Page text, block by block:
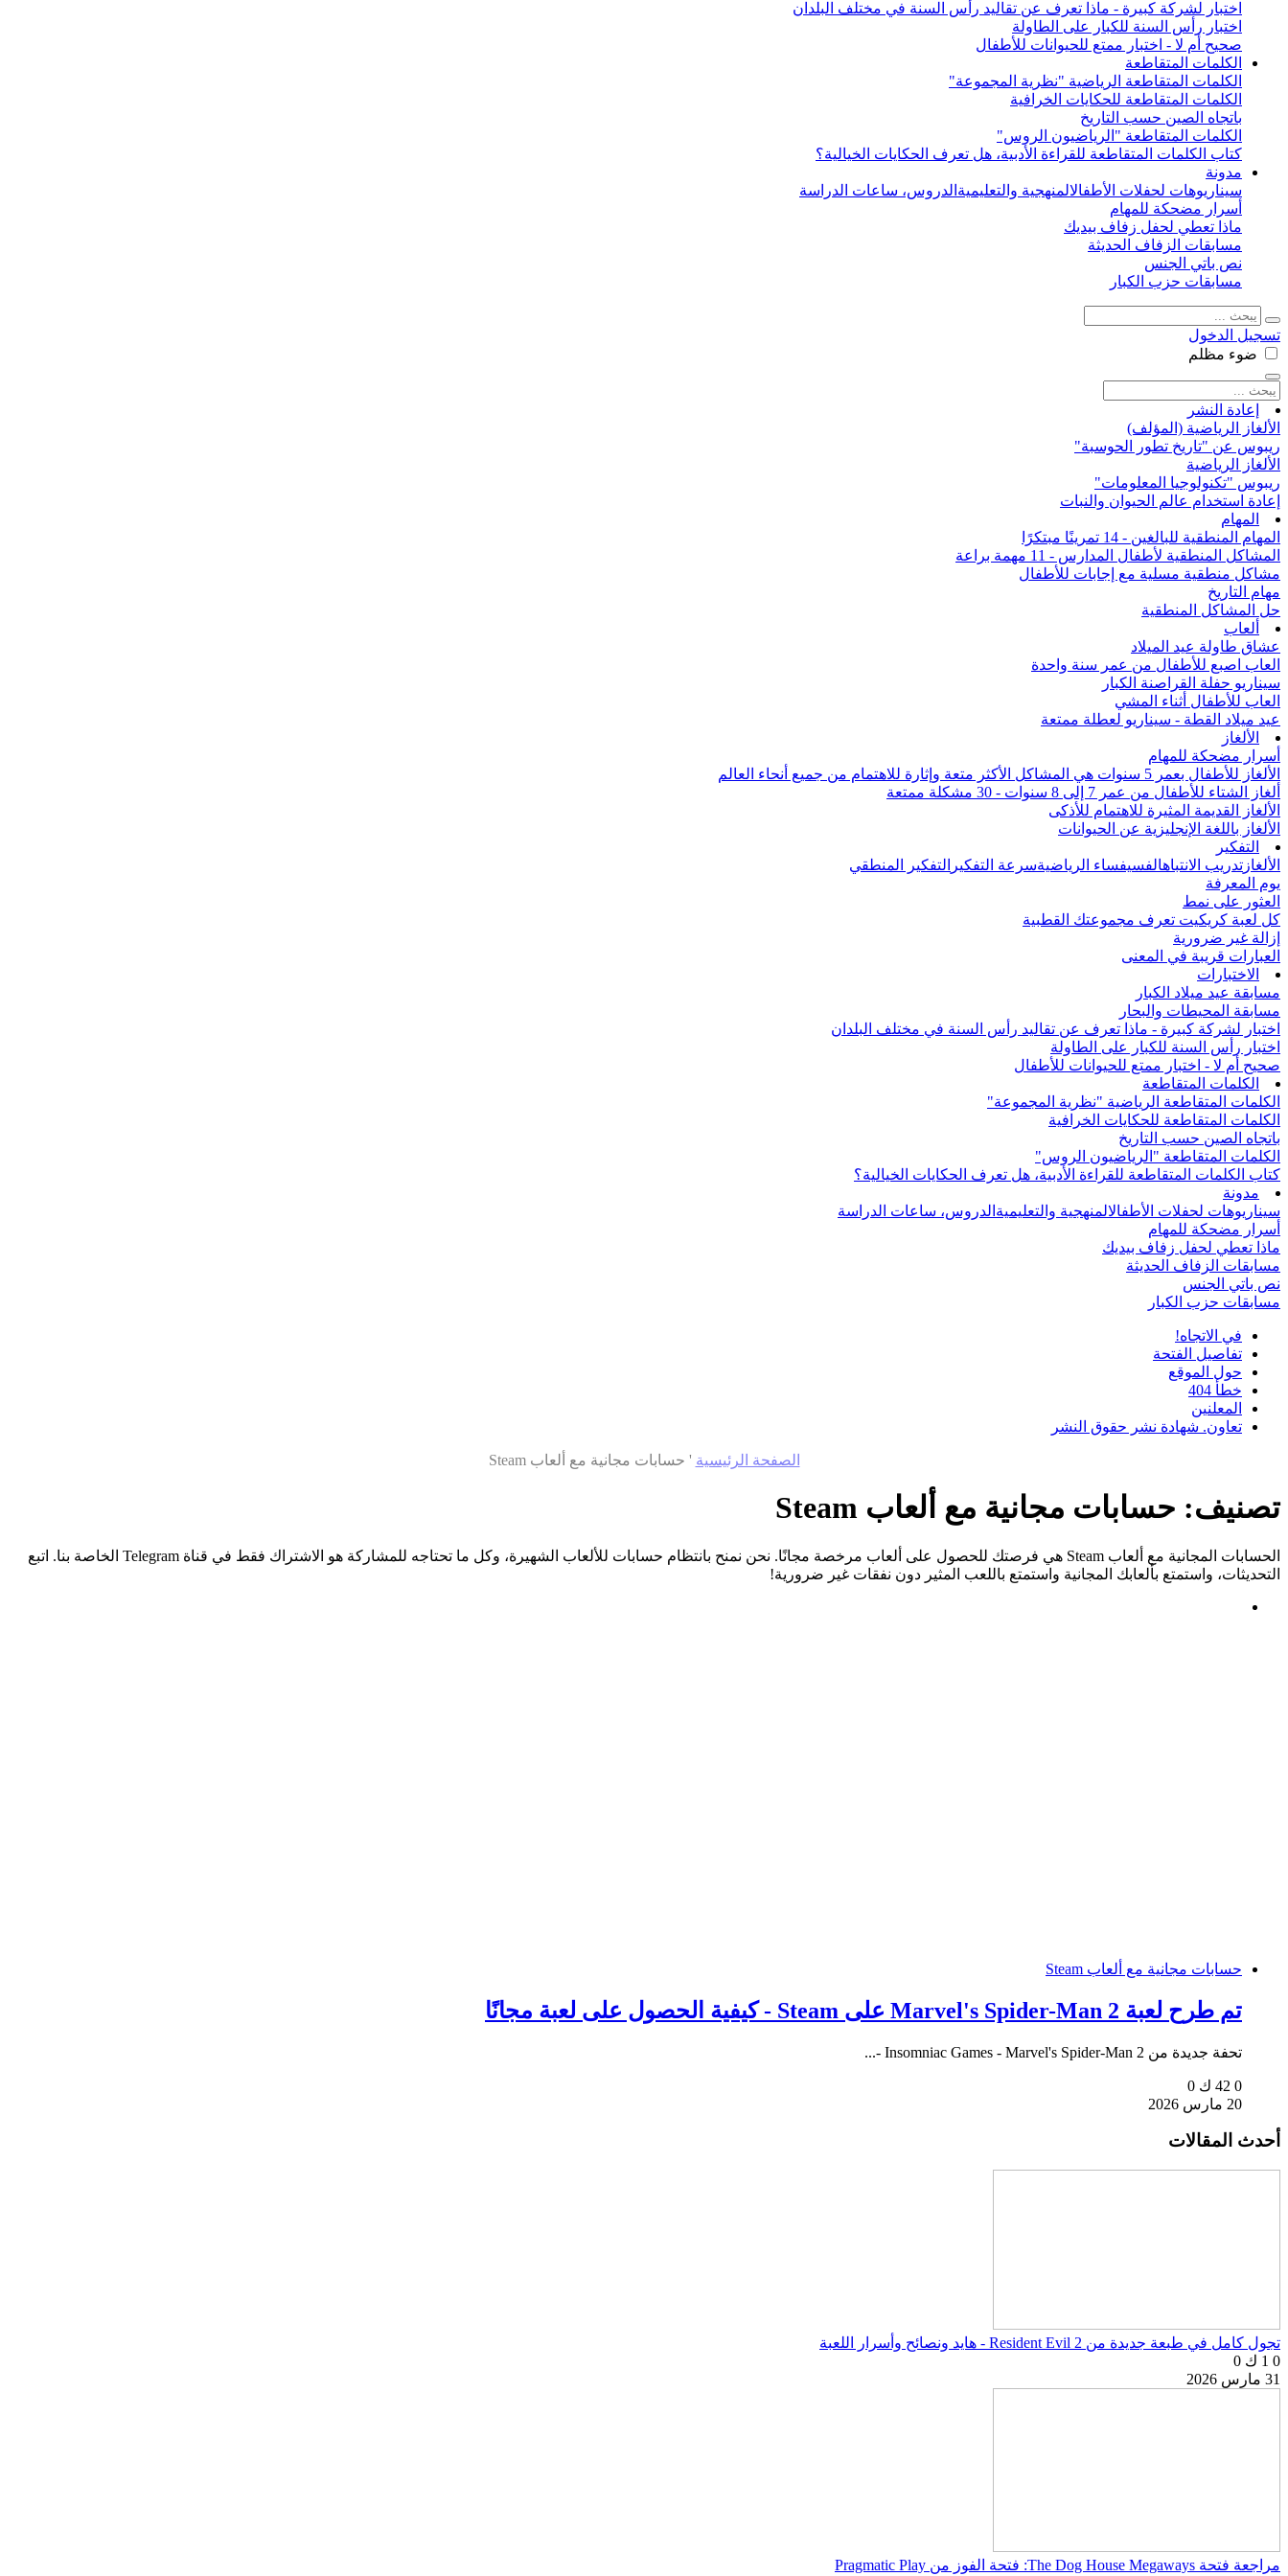
اختبار لشركة كبيرة - ماذا تعرف عن تقاليد رأس السنة في مختلف البلدان
اختبار رأس السنة للكبار على الطاولة
صحيح أم لا - اختبار ممتع للحيوانات للأطفال
الكلمات المتقاطعة
الكلمات المتقاطعة الرياضية "نظرية المجموعة"
الكلمات المتقاطعة للحكايات الخرافية
باتجاه الصين حسب التاريخ
الكلمات المتقاطعة "الرياضيون الروس"
كتاب الكلمات المتقاطعة للقراءة الأدبية، هل تعرف الحكايات الخيالية؟
مدونة
سيناريوهات لحفلات الأطفالالمنهجية والتعليمية الدروس، ساعات الدراسة
أسرار مضحكة للمهام
ماذا تعطي لحفل زفاف بيديك
مسابقات الزفاف الحديثة
نص باتي الجنس
مسابقات حزب الكبار
تسجيل الدخول
ضوء مظلم
إعادة النشر
الألغاز الرياضية (المؤلف)
ريبوس عن "تاريخ تطور الحوسبة"
الألغاز الرياضية
ريبوس "تكنولوجيا المعلومات"
إعادة استخدام عالم الحيوان والنبات
المهام
المهام المنطقية للبالغين - 14 تمرينًا مبتكرًا
المشاكل المنطقية لأطفال المدارس - 11 مهمة براعة
مشاكل منطقية مسلية مع إجابات للأطفال
مهام التاريخ
حل المشاكل المنطقية
ألعاب
عشاق طاولة عيد الميلاد
العاب اصبع للأطفال من عمر سنة واحدة
سيناريو حفلة القراصنة الكبار
العاب للأطفال أثناء المشي
عيد ميلاد القطة - سيناريو لعطلة ممتعة
الألغاز
أسرار مضحكة للمهام
الألغاز للأطفال بعمر 5 سنوات هي المشاكل الأكثر متعة وإثارة للاهتمام من جميع أنحاء العالم
ألغاز الشتاء للأطفال من عمر 7 إلى 8 سنوات - 30 مشكلة ممتعة
الألغاز القديمة المثيرة للاهتمام للأذكى
الألغاز باللغة الإنجليزية عن الحيوانات
التفكير
الألغاز تدريب الانتباهالفسيفساء الرياضيةسرعة التفكير التفكير المنطقي
يوم المعرفة
العثور على نمط
كل لعبة كريكيت تعرف مجموعتك القطبية
إزالة غير ضرورية
العبارات قريبة في المعنى
الاختبارات
مسابقة عيد ميلاد الكبار
مسابقة المحيطات والبحار
اختبار لشركة كبيرة - ماذا تعرف عن تقاليد رأس السنة في مختلف البلدان
اختبار رأس السنة للكبار على الطاولة
صحيح أم لا - اختبار ممتع للحيوانات للأطفال
الكلمات المتقاطعة
الكلمات المتقاطعة الرياضية "نظرية المجموعة"
الكلمات المتقاطعة للحكايات الخرافية
باتجاه الصين حسب التاريخ
الكلمات المتقاطعة "الرياضيون الروس"
كتاب الكلمات المتقاطعة للقراءة الأدبية، هل تعرف الحكايات الخيالية؟
مدونة
سيناريوهات لحفلات الأطفالالمنهجية والتعليمية الدروس، ساعات الدراسة
أسرار مضحكة للمهام
ماذا تعطي لحفل زفاف بيديك
مسابقات الزفاف الحديثة
نص باتي الجنس
مسابقات حزب الكبار
في الاتجاه!
تفاصيل الفتحة
حول الموقع
خطأ 404
المعلنين
تعاون. شهادة نشر حقوق النشر
الصفحة الرئيسية ' حسابات مجانية مع ألعاب Steam
تصنيف: حسابات مجانية مع ألعاب Steam
الحسابات المجانية مع ألعاب Steam هي فرصتك للحصول على ألعاب مرخصة مجانًا. نحن نمنح بانتظام حسابات للألعاب الشهيرة، وكل ما تحتاجه للمشاركة هو الاشتراك فقط في قناة Telegram الخاصة بنا. اتبع
التحديثات، واستمتع بألعابك المجانية واستمتع باللعب المثير دون نفقات غير ضرورية!
حسابات مجانية مع ألعاب Steam
تم طرح لعبة Marvel's Spider-Man 2 على Steam - كيفية الحصول على لعبة مجانًا
تحفة جديدة من Insomniac Games - Marvel's Spider-Man 2 -...
0 42 ك
0
20 مارس 2026
أحدث المقالات
تجول كامل في طبعة جديدة من Resident Evil 2 - هايد ونصائح وأسرار اللعبة
0 1 ك
0
31 مارس 2026
مراجعة فتحة The Dog House Megaways: فتحة الفوز من Pragmatic Play